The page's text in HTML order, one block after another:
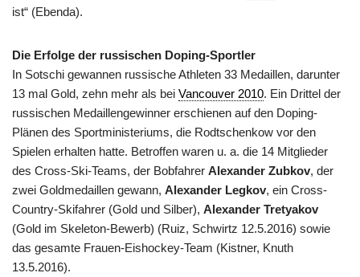
ist“ (Ebenda).
Die Erfolge der russischen Doping-Sportler
In Sotschi gewannen russische Athleten 33 Medaillen, darunter
13 mal Gold, zehn mehr als bei Vancouver 2010. Ein Drittel der
russischen Medaillengewinner erschienen auf den Doping-
Plänen des Sportministeriums, die Rodtschenkow vor den
Spielen erhalten hatte. Betroffen waren u. a. die 14 Mitglieder
des Cross-Ski-Teams, der Bobfahrer Alexander Zubkov, der
zwei Goldmedaillen gewann, Alexander Legkov, ein Cross-
Country-Skifahrer (Gold und Silber), Alexander Tretyakov
(Gold im Skeleton-Bewerb) (Ruiz, Schwirtz 12.5.2016) sowie
das gesamte Frauen-Eishockey-Team (Kistner, Knuth
13.5.2016).